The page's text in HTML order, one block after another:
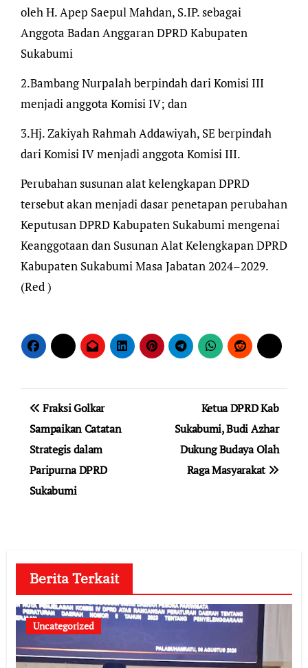
oleh H. Apep Saepul Mahdan, S.IP. sebagai
Anggota Badan Anggaran DPRD Kabupaten
Sukabumi
2.Bambang Nurpalah berpindah dari Komisi III
menjadi anggota Komisi IV; dan
3.Hj. Zakiyah Rahmah Addawiyah, SE berpindah
dari Komisi IV menjadi anggota Komisi III.
Perubahan susunan alat kelengkapan DPRD
tersebut akan menjadi dasar penetapan perubahan
Keputusan DPRD Kabupaten Sukabumi mengenai
Keanggotaan dan Susunan Alat Kelengkapan DPRD
Kabupaten Sukabumi Masa Jabatan 2024–2029.
(Red )
Navigasi
pos
Fraksi Golkar
Sampaikan Catatan
Strategis dalam
Paripurna DPRD
Sukabumi
Ketua DPRD Kab
Sukabumi, Budi Azhar
Dukung Budaya Olah
Raga Masyarakat
Berita Terkait
Uncategorized